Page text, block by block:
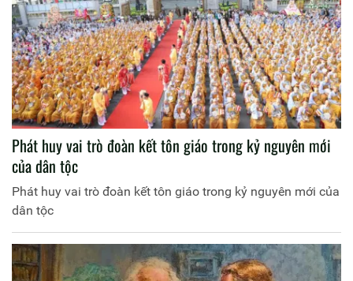
Phát huy vai trò đoàn kết tôn giáo trong kỷ nguyên mới
của dân tộc
Phát huy vai trò đoàn kết tôn giáo trong kỷ nguyên mới của
dân tộc